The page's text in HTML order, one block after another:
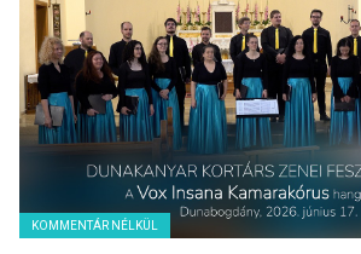
KOMMENTÁR NÉLKÜL